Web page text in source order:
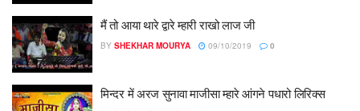
मैं तो आया थारे द्वारे म्हारी राखो लाज जी
BY SHEKHAR MOURYA 09/10/2019 0
मिन्दर में अरज सुनावा माजीसा म्हारे आंगने पधारो लिरिक्स